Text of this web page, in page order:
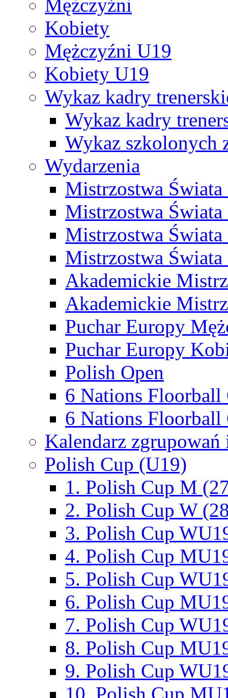
Mężczyźni
Kobiety
Mężczyźni U19
Kobiety U19
Wykaz kadry
Wykaz kadry
Wykaz szkolonych
Wydarzenia
Mistrzostwa
Mistrzostwa
Mistrzostwa
Mistrzostwa
Akademickie
Akademickie
Puchar Europy
Puchar Europy
Polish Open
6 Nations Floorball
6 Nations Floorball
Kalendarz
Polish Cup (U19)
1. Polish Cup M
2. Polish Cup W
3. Polish Cup
4. Polish Cup
5. Polish Cup
6. Polish Cup
7. Polish Cup
8. Polish Cup
9. Polish Cup
10. Polish Cup